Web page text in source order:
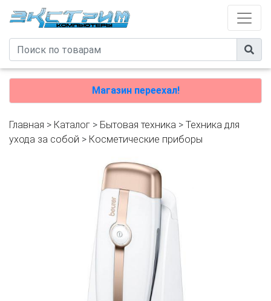
Магазин переехал!
Главная > Каталог > Бытовая техника > Техника для
ухода за собой > Косметические приборы